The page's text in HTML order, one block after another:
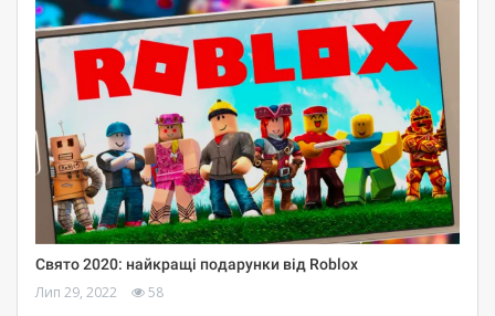
Свято 2020: найкращі подарунки від Roblox
Лип 29, 2022 58